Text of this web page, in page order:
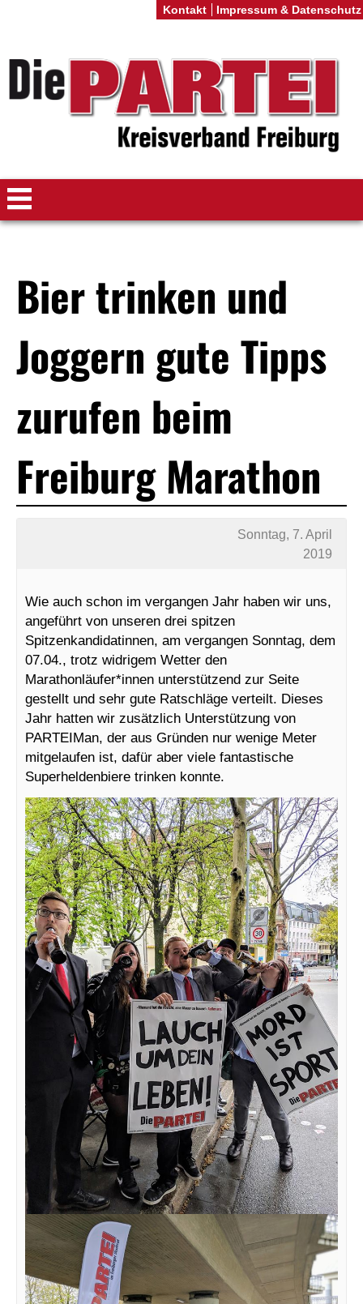
Bier trinken und
Joggern gute Tipps
zurufen beim
Freiburg Marathon
Sonntag, 7. April
2019
Wie auch schon im vergangen Jahr haben wir uns,
angeführt von unseren drei spitzen
Spitzenkandidatinnen, am vergangen Sonntag, dem
07.04., trotz widrigem Wetter den
Marathonläufer*innen unterstützend zur Seite
gestellt und sehr gute Ratschläge verteilt. Dieses
Jahr hatten wir zusätzlich Unterstützung von
PARTEIMan, der aus Gründen nur wenige Meter
mitgelaufen ist, dafür aber viele fantastische
Superheldenbiere trinken konnte.
Kontakt Impressum & Datenschutz